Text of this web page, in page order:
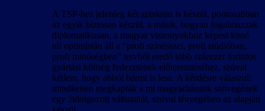
A TSP-hez jelenleg két szinkron is készül, pontosabban
az egyik biztosan készül, a másik, hogyan fogalmazzak
diplomatikusan, a magyar viszonyokhoz képest kissé
túl optimistán áll a “profi színésszel, profi stúdióban,
profi minőségben” tervből eredő több százezer forintos
gyártási költség fedezetének előteremtéséhez, szóval
kétlem, hogy abból bármi is lesz. A kérdésre válaszul:
mindketten megkapták a mi magyarításunk szövegének
egy átdolgozott változatát, szóval lényegében az alapján